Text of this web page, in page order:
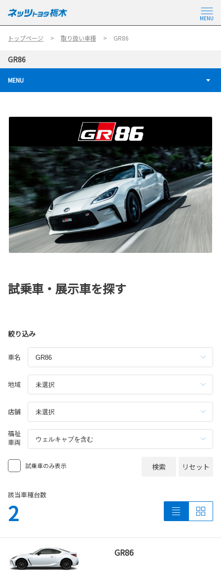
MENU
トップページ 取り扱い車種 GR86
GR86
MENU
試乗車・展示車を探す
絞り込み
車名
地域
店舗
福祉
車両
試乗車のみ表示 検索 リセット
該当車種台数
2
GR86